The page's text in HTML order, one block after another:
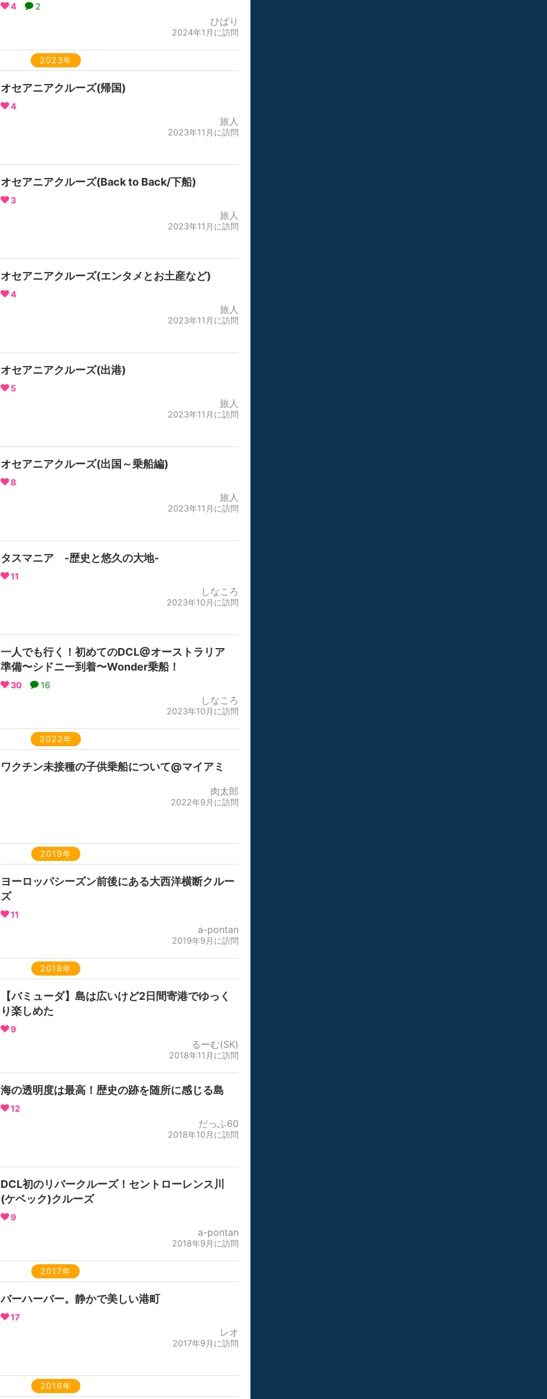
4 2
ひばり
2024年1月に訪問
2023年
オセアニアクルーズ(帰国)
4
旅人
2023年11月に訪問
オセアニアクルーズ(Back to Back/下船)
3
旅人
2023年11月に訪問
オセアニアクルーズ(エンタメとお土産など)
4
旅人
2023年11月に訪問
オセアニアクルーズ(出港)
5
旅人
2023年11月に訪問
オセアニアクルーズ(出国～乗船編)
8
旅人
2023年11月に訪問
タスマニア -歴史と悠久の大地-
11
しなころ
2023年10月に訪問
一人でも行く！初めてのDCL@オーストラリア
準備〜シドニー到着〜Wonder乗船！
30 16
しなころ
2023年10月に訪問
2022年
ワクチン未接種の子供乗船について@マイアミ
肉太郎
2022年9月に訪問
2019年
ヨーロッパシーズン前後にある大西洋横断クルー
ズ
11
a-pontan
2019年9月に訪問
2018年
【バミューダ】島は広いけど2日間寄港でゆっく
り楽しめた
9
るーむ(SK)
2018年11月に訪問
海の透明度は最高！歴史の跡を随所に感じる島
12
だっふ60
2018年10月に訪問
DCL初のリバークルーズ！セントローレンス川
(ケベック)クルーズ
9
a-pontan
2018年9月に訪問
2017年
バーハーバー。静かで美しい港町
17
レオ
2017年9月に訪問
2016年